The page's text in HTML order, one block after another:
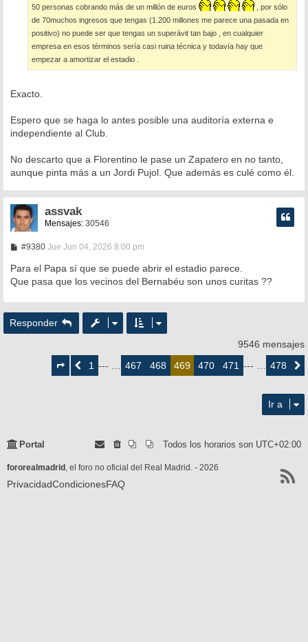
50 personas cobrando más de un millón de euros
, por sólo
de 70muchos ingresos que tengas (1.200 millones me parece una pasada en
positivo) no puede ser que tengas un superávit tan bajo , en cualquier
empresa en esos términos sería casi ruina técnica y todavía hay que
empezar a amortizar el estadio .
Exacto.
Espero que se haga lo antes posible una auditoría externa e
independiente al Club.
No descarto que a Florentino le pase un Zapatero en no tanto,
aunque pinta más a un Jordi Pujol. Que además es culé como él.
assvak
Mensajes: 30546
#9380M
n
a
e
Jue Jun 04, 2026 8:00 pm
Para el Papa sí que se puede abrir el estadio parece.
Que pasa que los vecinos del Bernabéu son unos curitas ??
Responder
9546 mensajes
469
deAnterior
1 --- … 467 468 469 470 471 --- … 478
Ir a
Portal Todos los horarios son UTC+02:00
fororealmadrid , el foro no oficial del Real Madrid. - 2026
PrivacidadCondicionesFAQ